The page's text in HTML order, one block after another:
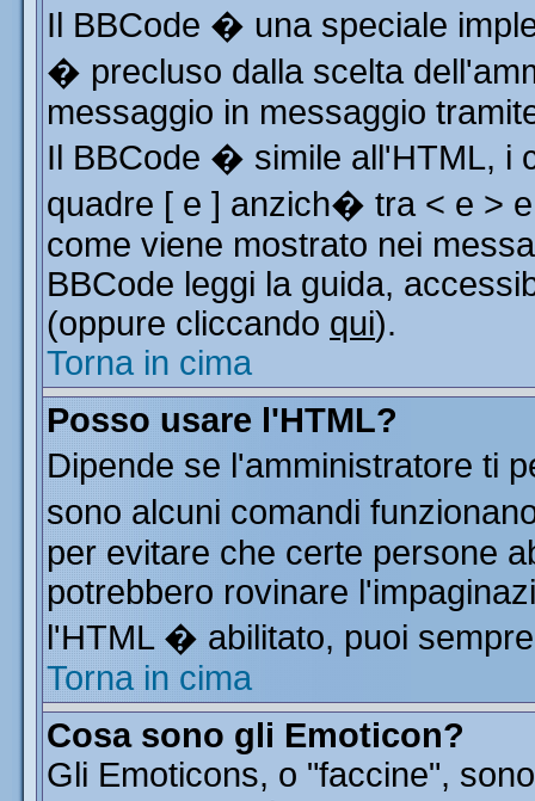
Il BBCode � una speciale
� precluso dalla scelta
messaggio in messaggio
Il BBCode � simile all'HTML, i
quadre [ e ] anzich� tra < e >
come viene mostrato nei
BBCode leggi la guida,
(oppure cliccando qui).
Torna in cima
Posso usare l'HTML?
Dipende se l'amministratore ti
sono alcuni comandi
per evitare che certe persone
potrebbero rovinare
l'HTML � abilitato, puoi
Torna in cima
Cosa sono gli Emoticon?
Gli Emoticons, o "faccine",